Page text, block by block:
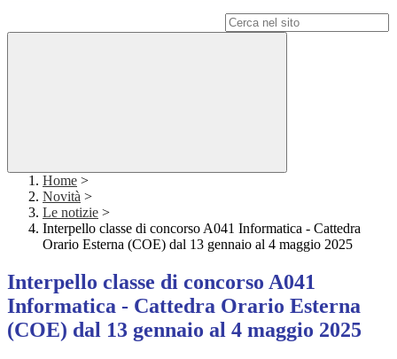
Home >
Novità >
Le notizie >
Interpello classe di concorso A041 Informatica - Cattedra
Orario Esterna (COE) dal 13 gennaio al 4 maggio 2025
Interpello classe di concorso A041
Informatica - Cattedra Orario Esterna
(COE) dal 13 gennaio al 4 maggio 2025